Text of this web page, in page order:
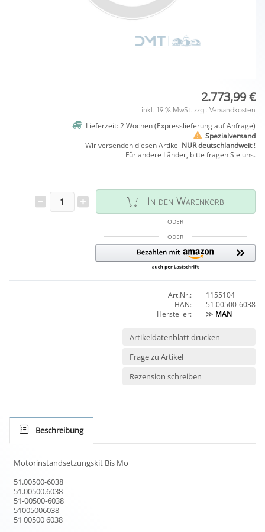
2.773,99 €
inkl. 19 % MwSt. zzgl. Versandkosten
Lieferzeit: 2 Wochen (Expresslieferung auf Anfrage)
Spezialversand
Wir versenden diesen Artikel NUR deutschlandweit!
Für andere Länder, bitte fragen Sie uns.
In den Warenkorb
ODER
ODER
Art.Nr.:
1155104
HAN:
51.00500-6038
Hersteller:
≫ MAN
Artikeldatenblatt drucken
Frage zu Artikel
Rezension schreiben
Beschreibung
Motorinstandsetzungskit Bis Mo
51.00500-6038
51.00500.6038
51-00500-6038
51005006038
51 00500 6038